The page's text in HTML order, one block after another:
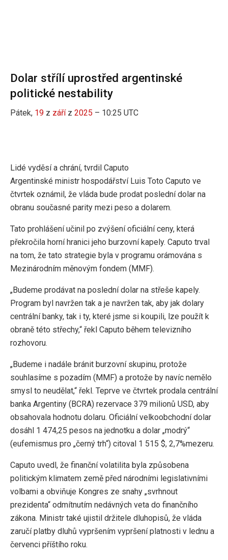
Dolar střílí uprostřed argentinské
politické nestability
Pátek, 19 z záříz 2025 – 10:25 UTC
Lidé vyděsí a chrání, tvrdil Caputo
Argentinské ministr hospodářství Luis Toto Caputo ve
čtvrtek oznámil, že vláda bude prodat poslední dolar na
obranu současné parity mezi peso a dolarem.
Tato prohlášení učinil po zvýšení oficiální ceny, která
překročila horní hranici jeho burzovní kapely. Caputo trval
na tom, že tato strategie byla v programu orámována s
Mezinárodním měnovým fondem (MMF).
„Budeme prodávat na poslední dolar na střeše kapely.
Program byl navržen tak a je navržen tak, aby jak dolary
centrální banky, tak i ty, které jsme si koupili, lze použít k
obraně této střechy,“ řekl Caputo během televizního
rozhovoru.
„Budeme i nadále bránit burzovní skupinu, protože
souhlasíme s pozadím (MMF) a protože by navíc nemělo
smysl to neudělat,“ řekl. Teprve ve čtvrtek prodala centrální
banka Argentiny (BCRA) rezervace 379 milionů USD, aby
obsahovala hodnotu dolaru. Oficiální velkoobchodní dolar
dosáhl 1 474,25 pesos na jednotku a dolar „modrý“
(eufemismus pro „černý trh“) citoval 1 515 $, 2,7%mezeru.
Caputo uvedl, že finanční volatilita byla způsobena
politickým klimatem země před národními legislativními
volbami a obviňuje Kongres ze snahy „svrhnout
prezidenta“ odmítnutím nedávných veta do finančního
zákona. Ministr také ujistil držitele dluhopisů, že vláda
zaručí platby dluhů vypršením vypršení platnosti v lednu a
červenci příštího roku.